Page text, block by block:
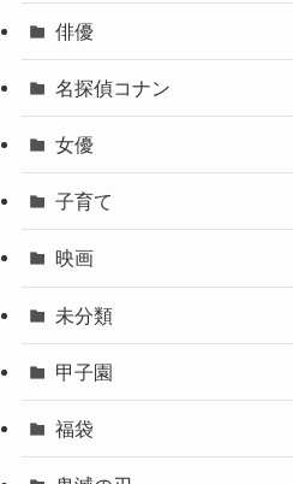
俳優
名探偵コナン
女優
子育て
映画
未分類
甲子園
福袋